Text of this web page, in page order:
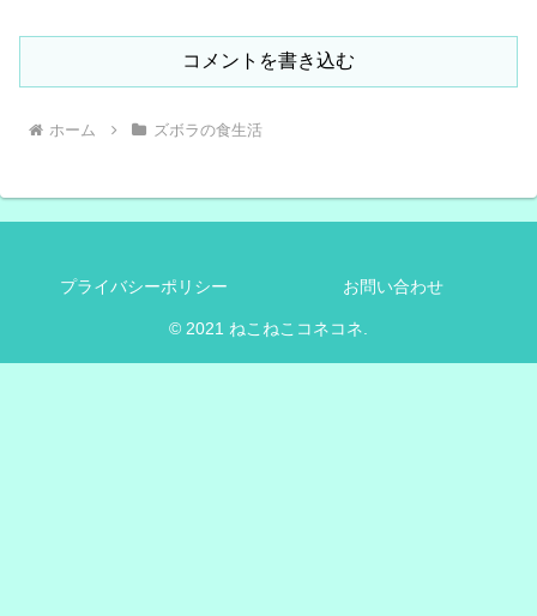
コメントを書き込む
ホーム ズボラの食生活
プライバシーポリシー お問い合わせ
© 2021 ねこねこコネコネ.